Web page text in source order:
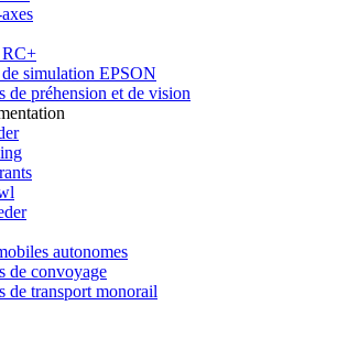
simulation EPSON
de préhension et de vision
autonomes
de convoyage
de transport monorail